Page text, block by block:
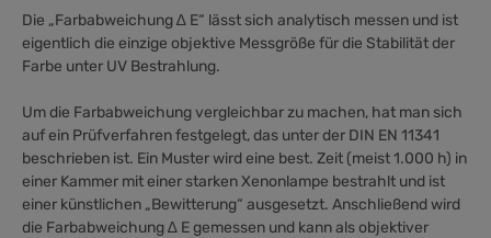
Die „Farbabweichung ∆ E“ lässt sich analytisch messen und ist
eigentlich die einzige objektive Messgröße für die Stabilität der
Farbe unter UV Bestrahlung.
Um die Farbabweichung vergleichbar zu machen, hat man sich
auf ein Prüfverfahren festgelegt, das unter der DIN EN 11341
beschrieben ist. Ein Muster wird eine best. Zeit (meist 1.000 h) in
einer Kammer mit einer starken Xenonlampe bestrahlt und ist
einer künstlichen „Bewitterung“ ausgesetzt. Anschließend wird
die Farbabweichung ∆ E gemessen und kann als objektiver